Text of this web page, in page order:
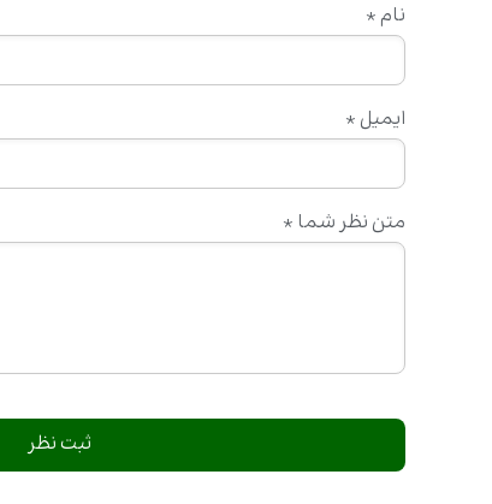
متن نظر شما *
نام *
ایمیل *